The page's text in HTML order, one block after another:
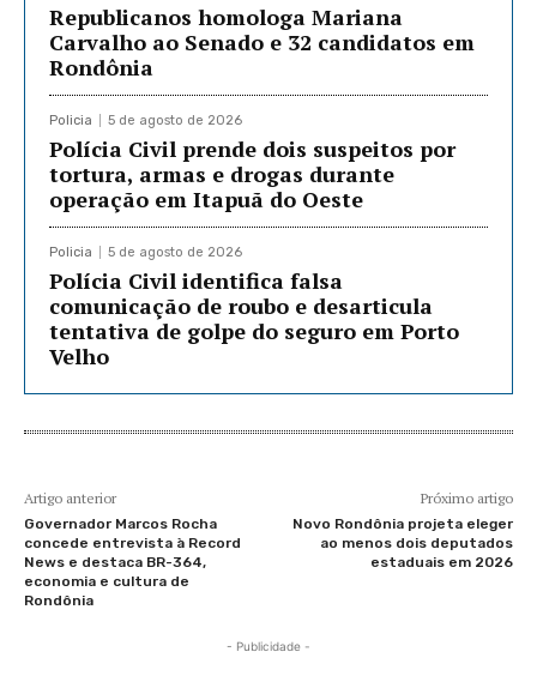
Republicanos homologa Mariana
Carvalho ao Senado e 32 candidatos em
Rondônia
Policia 5 de agosto de 2026
Polícia Civil prende dois suspeitos por
tortura, armas e drogas durante
operação em Itapuã do Oeste
Policia 5 de agosto de 2026
Polícia Civil identifica falsa
comunicação de roubo e desarticula
tentativa de golpe do seguro em Porto
Velho
Artigo anterior
Governador Marcos Rocha
concede entrevista à Record
News e destaca BR-364,
economia e cultura de
Rondônia
Próximo artigo
Novo Rondônia projeta eleger
ao menos dois deputados
estaduais em 2026
- Publicidade -